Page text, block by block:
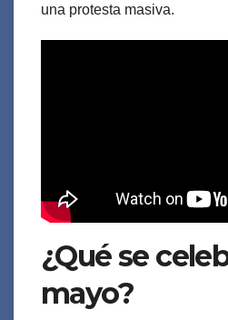
una protesta masiva.
¿Qué se
mayo?